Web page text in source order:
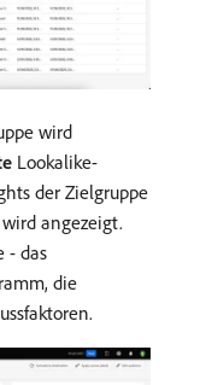
wird
Lookalike-
der Zielgruppe
wird angezeigt.
- das
die